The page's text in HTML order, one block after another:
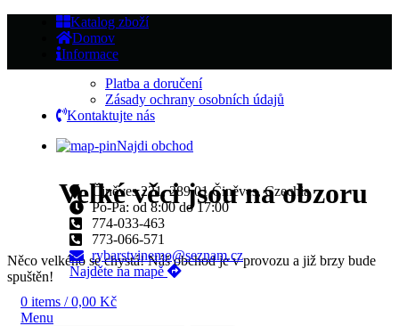
Katalog zboží
Domov
Informace
Platba a doručení
Zásady ochrany osobních údajů
Kontaktujte nás
Najdi obchod
Činěves 221, 289 01 Činěves, Czechia
Po-Pa: od 8:00 do 17:00
774-033-463
773-066-571
rybarstvinemo@seznam.cz
Najděte na mapě
0 items / 0,00 Kč
Menu
Velké věci jsou na obzoru
Něco velkého se chystá! Náš obchod je v provozu a již brzy bude
spuštěn!